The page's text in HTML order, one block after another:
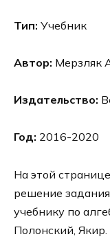
Тип: Учебник
Автор: Мерзляк
Издательство:
Год: 2016-2020
На этой
решение
учебнику по
Полонский, Якир.